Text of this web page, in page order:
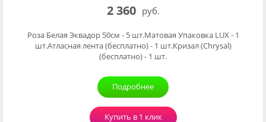
2 360 руб.
Роза Белая Эквадор 50см - 5 шт.Матовая Упаковка LUX - 1
шт.Атласная лента (бесплатно) - 1 шт.Кризал (Chrysal)
(бесплатно) - 1 шт.
Подробнее
Купить в 1 клик